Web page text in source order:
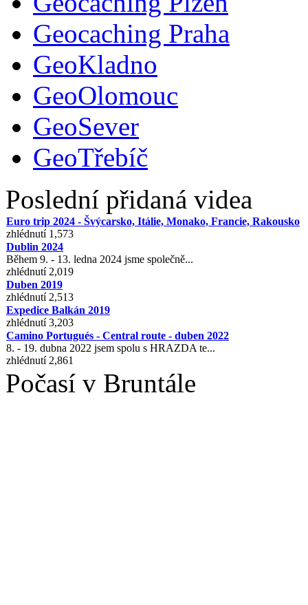
Geocaching Praha
GeoKladno
GeoOlomouc
GeoSever
GeoTřebíč
Poslední přidaná videa
Euro trip 2024 - Švýcarsko, Itálie, Monako, Francie, Rakousko
zhlédnutí 1,573
Dublin 2024
Během 9. - 13. ledna 2024 jsme společně...
zhlédnutí 2,019
Duben 2019
zhlédnutí 2,513
Expedice Balkán 2019
zhlédnutí 3,203
Camino Portugués - Central route - duben 2022
8. - 19. dubna 2022 jsem spolu s HRAZDA te...
zhlédnutí 2,861
Počasí v Bruntále